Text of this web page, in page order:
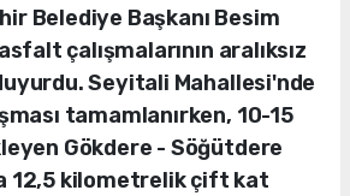
Belediye Başkanı Besim
çalışmalarının aralıksız
Seyitali Mahallesi'nde
tamamlanırken, 10-15
Gökdere - Söğütdere
12,5 kilometrelik çift kat